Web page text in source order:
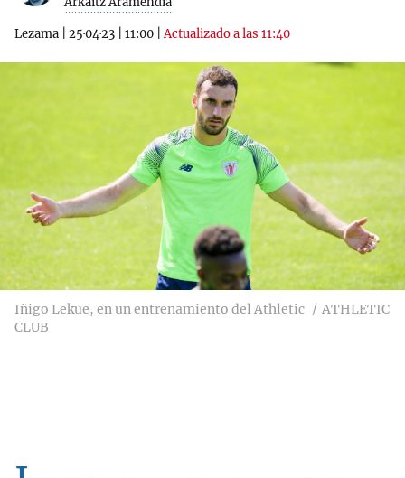
Lezama 25·04·23 11:00 |Actualizado a las 11:40
Iñigo Lekue, en un entrenamiento del Athletic
ATHLETIC
CLUB